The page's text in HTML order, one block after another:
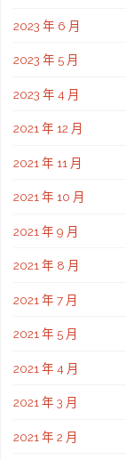
2023 年 6 月
2023 年 5 月
2023 年 4 月
2021 年 12 月
2021 年 11 月
2021 年 10 月
2021 年 9 月
2021 年 8 月
2021 年 7 月
2021 年 5 月
2021 年 4 月
2021 年 3 月
2021 年 2 月